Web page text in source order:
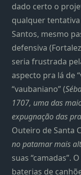
dado certo o
qualquer
Santos, mesmo
defensiva
seria frustrada
aspecto pra lá de
“vaubaniano” (
1707, uma das
expugnação das
Outeiro de Santa
no patamar mais
suas “camadas”.
baterias de